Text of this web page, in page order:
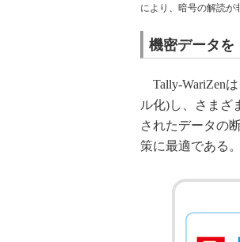
により、暗号の解読が
機密データを
Tally-WariZen
ル化)し、さまざ
されたデータの
策に最適である。